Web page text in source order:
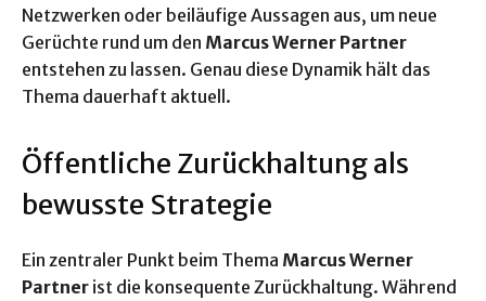
Netzwerken oder beiläufige Aussagen aus, um neue
Gerüchte rund um den Marcus Werner Partner
entstehen zu lassen. Genau diese Dynamik hält das
Thema dauerhaft aktuell.
Öffentliche Zurückhaltung als
bewusste Strategie
Ein zentraler Punkt beim Thema Marcus Werner
Partner ist die konsequente Zurückhaltung. Während